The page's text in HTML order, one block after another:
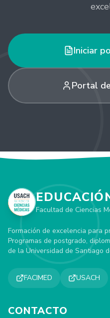
Iniciar
Portal
Facultad de Ciencias
Formación de excelencia para
Programas de postgrado,
de la Universidad de Santiago
FACIMED USACH
CONTACTO